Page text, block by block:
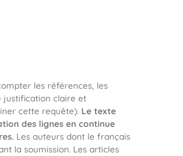
les références, les
justification claire et
cette requête). Le texte
des lignes en continue
Les auteurs dont le français
la soumission. Les articles